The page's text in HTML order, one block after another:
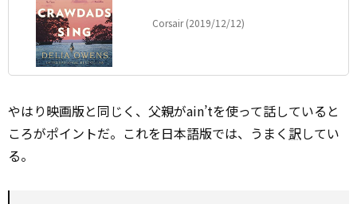
Corsair (2019/12/12)
やはり映画版と同じく、父親がain’tを使って話していると
ころがポイントだ。これを日本語版では、うまく 訳してい
る。